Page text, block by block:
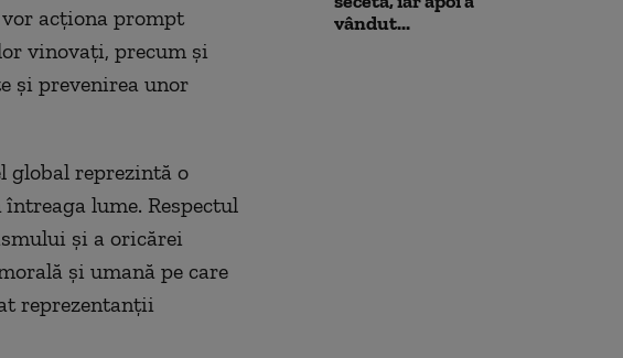
acţiona prompt
vinovaţi, precum şi
şi prevenirea unor
global reprezintă o
lume. Respectul
şi a oricărei
şi umană pe care
reprezentanţii
vândut...